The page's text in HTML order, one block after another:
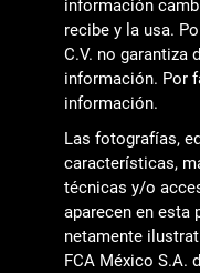
información
recibe y la usa.
C.V. no garantiza
información. Por
información.
Las fotografías,
características,
técnicas y/o
aparecen en esta
netamente
FCA México S.A.